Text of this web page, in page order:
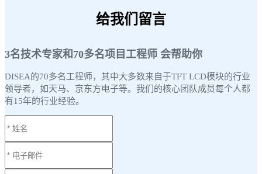
给我们留言
3名技术专家和70多名项目工程师 会帮助你
DISEA的70多名工程师，其中大多数来自于TFT LCD模块的行业
领导者，如天马、京东方电子等。我们的核心团队成员每个人都
有15年的行业经验。